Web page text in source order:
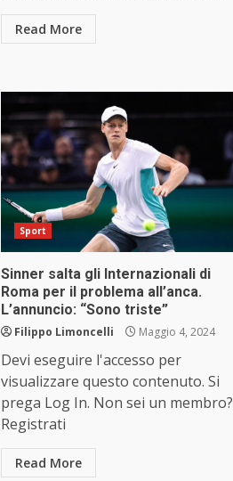
Read More
Sport
Sinner salta gli Internazionali di
Roma per il problema all’anca.
L’annuncio: “Sono triste”
Filippo Limoncelli Maggio 4, 2024
Devi eseguire l'accesso per
visualizzare questo contenuto. Si
prega Log In. Non sei un membro?
Registrati
Read More